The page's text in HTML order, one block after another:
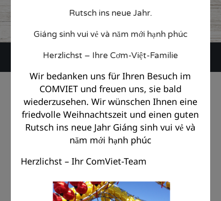
© Copyright Com Viet Berlin 2018 |Impressum|Datenschutz
Rutsch ins neue Jahr.
Giáng sinh vui vẻ và năm mới hạnh phúc
Herzlichst – Ihre Cơm-Việt-Familie
Wir bedanken uns für Ihren Besuch im
COMVIET und freuen uns, sie bald
wiederzusehen. Wir wünschen Ihnen eine
friedvolle Weihnachtszeit und einen guten
Rutsch ins neue Jahr Giáng sinh vui vẻ và
năm mới hạnh phúc
Herzlichst – Ihr ComViet-Team